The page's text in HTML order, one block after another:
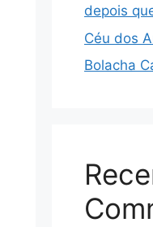
depois
Céu dos
Bolacha